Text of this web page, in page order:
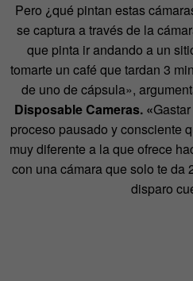
Pero ¿qué pintan estas
se captura a través de la
que pinta ir andando a un
tomarte un café que tardan 3
de uno de cápsula»,
Disposable Cameras. «
proceso pausado y consciente
muy diferente a la que ofrece
con una cámara que solo te da
disparo